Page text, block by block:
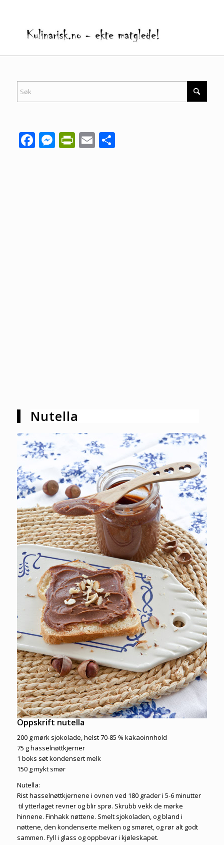
Facebook
Messenger
PrintFriendly
EmailShare
Nutella
Oppskrift nutella
200 g mørk sjokolade, helst 70-85 % kakaoinnhold
75 g hasselnøttkjerner
1 boks søt kondensert melk
150 g mykt smør
Nutella:
Rist hasselnøttkjernene i ovnen ved 180 grader i 5-6 minutter
til ytterlaget revner og blir sprø. Skrubb vekk de mørke
hinnene. Finhakk nøttene. Smelt sjokoladen, og bland i
nøttene, den kondenserte melken og smøret, og rør alt godt
sammen. Fyll i glass og oppbevar i kjøleskapet.